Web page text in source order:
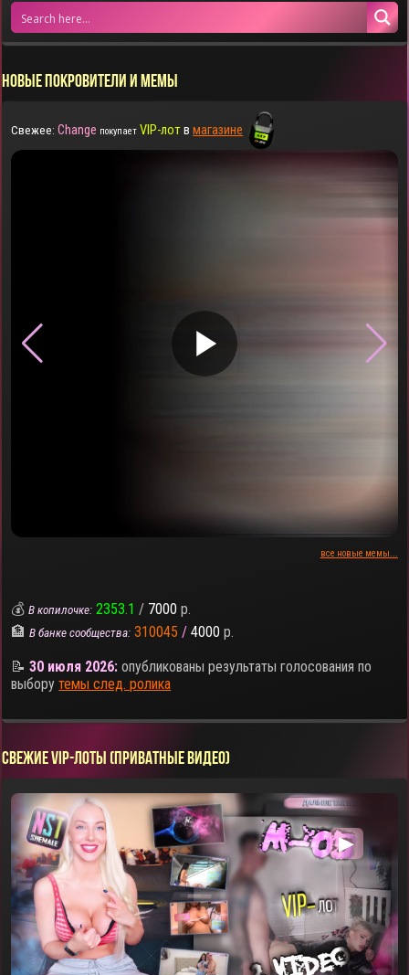
НОВЫЕ ПОКРОВИТЕЛИ И МЕМЫ
Свежее: Change покупает VIP-лотвмагазине
▶
все новые мемы...
💰В копилочке: 2353.1 / 7000 р.
🏦В банке сообщества: 310045 / 4000 р.
📝30 июля 2026: опубликованы результаты голосования по
выборутемы след. ролика
СВЕЖИЕ VIP-ЛОТЫ (ПРИВАТНЫЕ ВИДЕО)
▶